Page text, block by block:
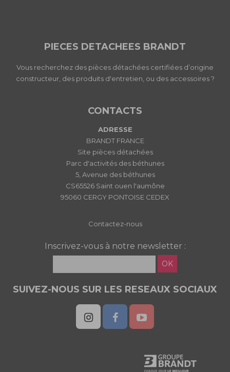
PIECES DETACHEES BRANDT
Vous recherchez des pièces détachées certifiées d’origine
constructeur, des produits d'entretien, ou des accessoires ?
CONTACTS
ADRESSE
BRANDT FRANCE
Site pièces détachées
Parc d'activités des béthunes
5, Avenue des béthunes
CS65526 Saint ouen l'aumône
95060 CERGY PONTOISE CEDEX
Contactez-nous
Inscrivez-vous à notre newsletter :
OK
SUIVEZ-NOUS SUR LES RESEAUX SOCIAUX